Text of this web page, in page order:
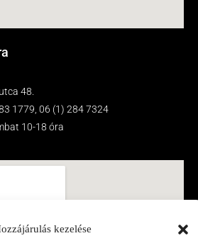
kezelése
48.
1779, 06 (1) 284 7324
10-18 óra